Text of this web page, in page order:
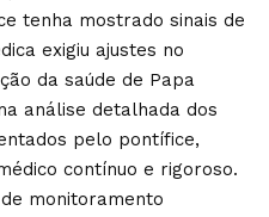
tenha mostrado sinais de
exigiu ajustes no
da saúde de Papa
análise detalhada dos
pelo pontífice,
contínuo e rigoroso.
monitoramento